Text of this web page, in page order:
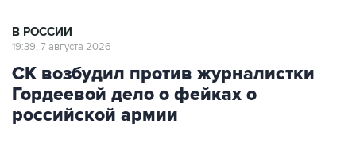
СК возбудил против журналистки
Гордеевой дело о фейках о
российской армии
Москва. 7 августа. INTERFAX.RU - Против